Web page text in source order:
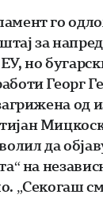
го
за
но
Георг
од
да
на
„Секогаш